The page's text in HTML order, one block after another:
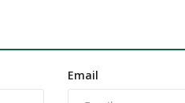
Email